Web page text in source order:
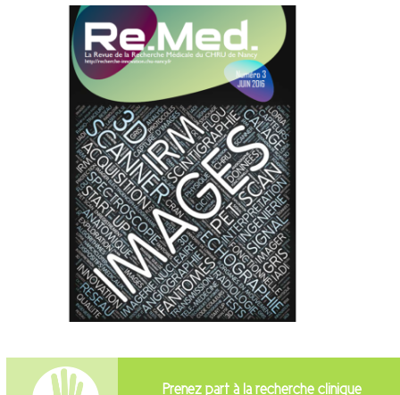
Prenez part à la recherche clinique